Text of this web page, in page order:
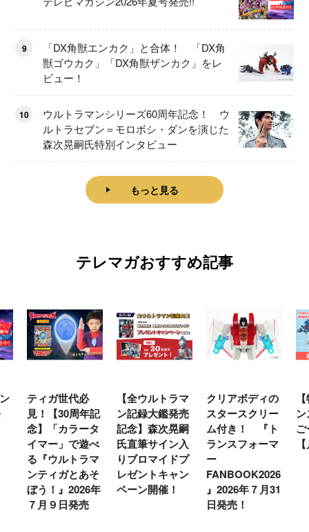
9
「DX角獣エンカク」と合体！ 「DX角
獣ゴウカク」「DX角獣ザンカク」をレ
ビュー！
10
ウルトラマンシリーズ60周年記念！ ウ
ルトラセブン＝モロボシ・ダンを演じた
森次晃嗣氏特別インタビュー
もっと見る
テレマガおすすめ記事
ティガ世代必
見！【30周年記
念】「カラータ
イマー」で遊べ
る『ウルトラマ
ンティガとあそ
ぼう！』2026年
７月９日発売
【全ウルトラマ
ン記録大鑑発売
記念】森次晃嗣
氏直筆サイン入
りブロマイドプ
レゼントキャン
ペーン開催！
クリアボディの
スタースクリー
ム付き！ 『ト
ランスフォーマ
ー
FANBOOK2026
』2026年７月31
日発売！
【特別
ンスフ
ごー！
【月イ